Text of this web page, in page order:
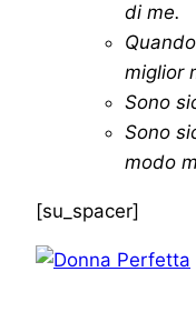
di me.
miglior
Sono
Sono
modo
[su_spacer]